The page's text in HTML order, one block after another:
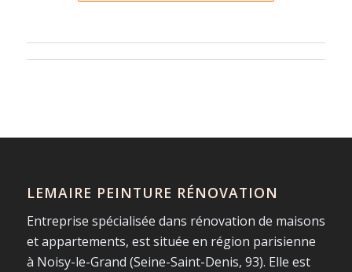
LEMAIRE PEINTURE RÉNOVATION
Entreprise spécialisée dans rénovation de maisons
et appartements, est située en région parisienne
à Noisy-le-Grand (Seine-Saint-Denis, 93). Elle est